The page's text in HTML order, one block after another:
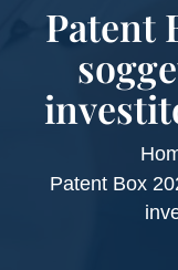
Patent
Patent Box